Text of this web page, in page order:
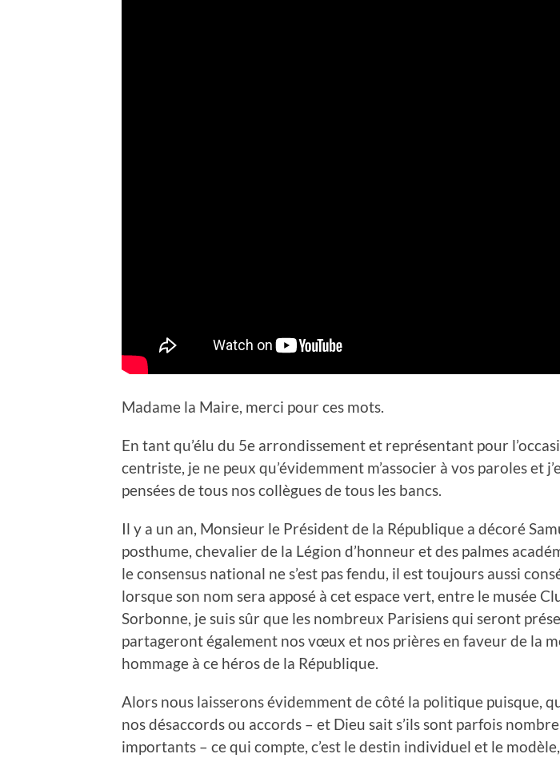
Madame la Maire, merci pour ces mots.
En tant qu’élu du 5e arrondissement et représentant pour
centriste, je ne peux qu’évidemment m’associer à vos paroles et
pensées de tous nos collègues de tous les bancs.
Il y a un an, Monsieur le Président de la République a décoré
posthume, chevalier de la Légion d’honneur et des palmes
le consensus national ne s’est pas fendu, il est toujours aussi
lorsque son nom sera apposé à cet espace vert, entre le musée
Sorbonne, je suis sûr que les nombreux Parisiens qui seront
partageront également nos vœux et nos prières en faveur de la
hommage à ce héros de la République.
Alors nous laisserons évidemment de côté la politique puisque,
nos désaccords ou accords – et Dieu sait s’ils sont parfois
importants – ce qui compte, c’est le destin individuel et le